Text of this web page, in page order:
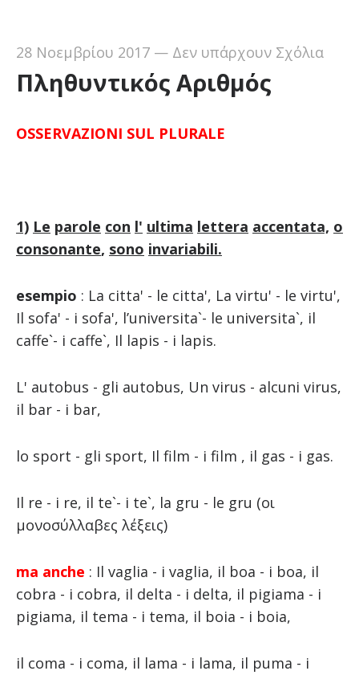
28 Νοεμβρίου 2017— Δεν υπάρχουν Σχόλια
Πληθυντικός Αριθμός
OSSERVAZIONI SUL PLURALE
1) Le parole con l' ultima lettera accentata, o
consonante, sono invariabili.
esempio : La citta' - le citta', La virtu' - le virtu',
Il sofa' - i sofa', l’universita`- le universita`, il
caffe`- i caffe`, Il lapis - i lapis.
L' autobus - gli autobus, Un virus - alcuni virus,
il bar - i bar,
lo sport - gli sport, Il film - i film , il gas - i gas.
Il re - i re, il te`- i te`, la gru - le gru (οι
μονοσύλλαβες λέξεις)
ma anche : Il vaglia - i vaglia, il boa - i boa, il
cobra - i cobra, il delta - i delta, il pigiama - i
pigiama, il tema - i tema, il boia - i boia,
il coma - i coma, il lama - i lama, il puma - i